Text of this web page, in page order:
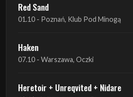
Red Sand
01.10 - Poznań, Klub Pod Minogą
Haken
07.10 - Warszawa, Oczki
Heretoir + Unreqvited + Nidare